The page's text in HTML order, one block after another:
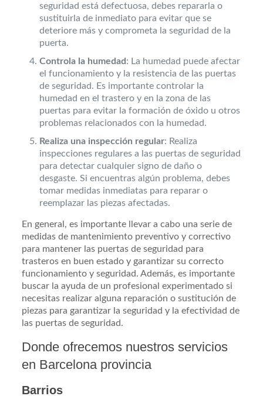
seguridad está defectuosa, debes repararla o
sustituirla de inmediato para evitar que se
deteriore más y comprometa la seguridad de la
puerta.
Controla la humedad : La humedad puede afectar
el funcionamiento y la resistencia de las puertas
de seguridad. Es importante controlar la
humedad en el trastero y en la zona de las
puertas para evitar la formación de óxido u otros
problemas relacionados con la humedad.
Realiza una inspección regular: Realiza
inspecciones regulares a las puertas de seguridad
para detectar cualquier signo de daño o
desgaste. Si encuentras algún problema, debes
tomar medidas inmediatas para reparar o
reemplazar las piezas afectadas.
En general, es importante llevar a cabo una serie de
medidas de mantenimiento preventivo y correctivo
para mantener las puertas de seguridad para
trasteros en buen estado y garantizar su correcto
funcionamiento y seguridad. Además, es importante
buscar la ayuda de un profesional experimentado si
necesitas realizar alguna reparación o sustitución de
piezas para garantizar la seguridad y la efectividad de
las puertas de seguridad.
Donde ofrecemos nuestros servicios
en Barcelona provincia
Barrios